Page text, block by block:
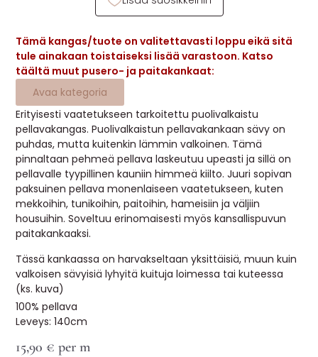
🔖 OUTLET
OHJEITA
USEIN KYSYTTYÄ
OTA YHTEYTTÄ
Tämä kangas/tuote on valitettavasti loppu eikä sitä
tule ainakaan toistaiseksi lisää varastoon. Katso
täältä muut pusero- ja paitakankaat:
Avaa kategoria
Erityisesti vaatetukseen tarkoitettu puolivalkaistu
pellavakangas. Puolivalkaistun pellavakankaan sävy on
puhdas, mutta kuitenkin lämmin valkoinen. Tämä
pinnaltaan pehmeä pellava laskeutuu upeasti ja sillä on
pellavalle tyypillinen kauniin himmeä kiilto. Juuri sopivan
paksuinen pellava monenlaiseen vaatetukseen, kuten
mekkoihin, tunikoihin, paitoihin, hameisiin ja väljiin
housuihin. Soveltuu erinomaisesti myös kansallispuvun
paitakankaaksi.
Tässä kankaassa on harvakseltaan yksittäisiä, muun kuin
valkoisen sävyisiä lyhyitä kuituja loimessa tai kuteessa
(ks. kuva)
100% pellava
Leveys: 140cm
15,90 € per m